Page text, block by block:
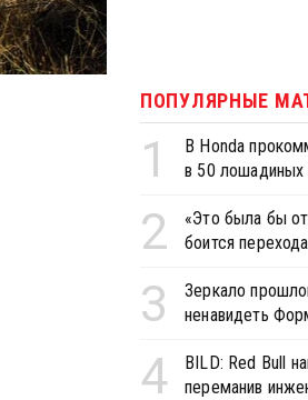
ПОПУЛЯРНЫЕ
1
В Honda
в 50 лошадиных
2
«Это была бы
боится
3
Зеркало
ненавидеть
4
BILD: Red Bull
переманив